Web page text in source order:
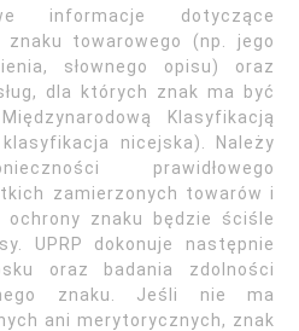
informacje dotyczące
znaku towarowego (np. jego
słownego opisu) oraz
dla których znak ma być
Klasyfikacją
nicejska). Należy
prawidłowego
zamierzonych towarów i
ochrony znaku będzie ściśle
UPRP dokonuje następnie
oraz badania zdolności
znaku. Jeśli nie ma
ani merytorycznych, znak